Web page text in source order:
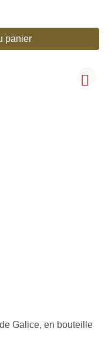
panier
Galice, en bouteille